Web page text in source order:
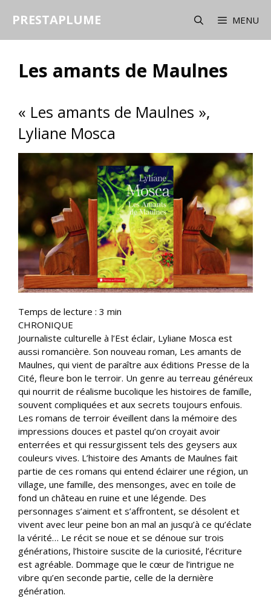
PRESTAPLUME MENU
Les amants de Maulnes
« Les amants de Maulnes »,
Lyliane Mosca
Temps de lecture : 3 min
CHRONIQUE
Journaliste culturelle à l’Est éclair, Lyliane Mosca est
aussi romancière. Son nouveau roman, Les amants de
Maulnes, qui vient de paraître aux éditions Presse de la
Cité, fleure bon le terroir. Un genre au terreau généreux
qui nourrit de réalisme bucolique les histoires de famille,
souvent compliquées et aux secrets toujours enfouis.
Les romans de terroir éveillent dans la mémoire des
impressions douces et pastel qu’on croyait avoir
enterrées et qui ressurgissent tels des geysers aux
couleurs vives. L’histoire des Amants de Maulnes fait
partie de ces romans qui entend éclairer une région, un
village, une famille, des mensonges, avec en toile de
fond un château en ruine et une légende. Des
personnages s’aiment et s’affrontent, se désolent et
vivent avec leur peine bon an mal an jusqu’à ce qu’éclate
la vérité… Le récit se noue et se dénoue sur trois
générations, l’histoire suscite de la curiosité, l’écriture
est agréable. Dommage que le cœur de l’intrigue ne
vibre qu’en seconde partie, celle de la dernière
génération.